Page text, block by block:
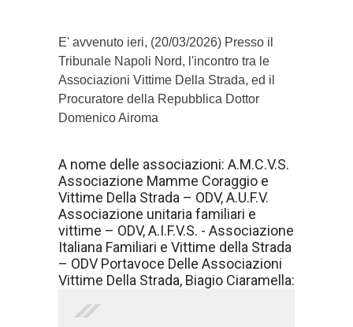
E' avvenuto ieri, (20/03/2026) Presso il
Tribunale Napoli Nord, l'incontro tra le
Associazioni Vittime Della Strada, ed il
Procuratore della Repubblica Dottor
Domenico Airoma
A nome delle associazioni: A.M.C.V.S.
Associazione Mamme Coraggio e
Vittime Della Strada – ODV, A.U.F.V.
Associazione unitaria familiari e
vittime – ODV, A.I.F.V.S. - Associazione
Italiana Familiari e Vittime della Strada
– ODV Portavoce Delle Associazioni
Vittime Della Strada, Biagio Ciaramella: